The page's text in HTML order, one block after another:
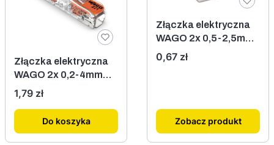
Złączka elektryczna
WAGO 2x 0,2-4mm
przelotowa 221-2411
Cena
1,79 zł
Do koszyka
Złączka elektryczna
WAGO 2x 0,5-2,5mm
2273-202
Cena
0,67 zł
Zobacz produkt